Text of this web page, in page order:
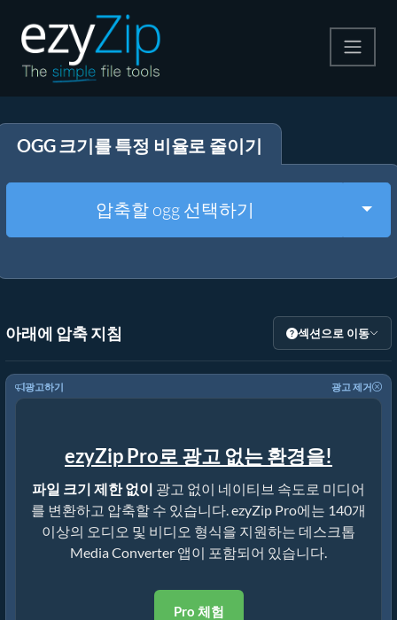
압축 해제
기타 도구
OGG 크기를 특정 비율로 줄이기
압축할 ogg 선택하기
아래에 압축 지침 섹션으로 이동
광고하기 광고 제거
ezyZip Pro로 광고 없는 환경을!
파일 크기 제한 없이 광고 없이 네이티브 속도로 미디어
를 변환하고 압축할 수 있습니다. ezyZip Pro에는 140개
이상의 오디오 및 비디오 형식을 지원하는 데스크톱
Media Converter 앱이 포함되어 있습니다.
Pro 체험